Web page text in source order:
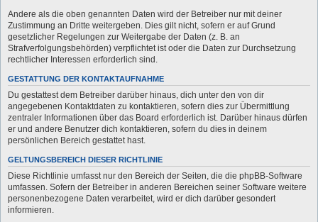
Andere als die oben genannten Daten wird der Betreiber nur mit deiner
Zustimmung an Dritte weitergeben. Dies gilt nicht, sofern er auf Grund
gesetzlicher Regelungen zur Weitergabe der Daten (z. B. an
Strafverfolgungsbehörden) verpflichtet ist oder die Daten zur Durchsetzung
rechtlicher Interessen erforderlich sind.
GESTATTUNG DER KONTAKTAUFNAHME
Du gestattest dem Betreiber darüber hinaus, dich unter den von dir
angegebenen Kontaktdaten zu kontaktieren, sofern dies zur Übermittlung
zentraler Informationen über das Board erforderlich ist. Darüber hinaus dürfen
er und andere Benutzer dich kontaktieren, sofern du dies in deinem
persönlichen Bereich gestattet hast.
GELTUNGSBEREICH DIESER RICHTLINIE
Diese Richtlinie umfasst nur den Bereich der Seiten, die die phpBB-Software
umfassen. Sofern der Betreiber in anderen Bereichen seiner Software weitere
personenbezogene Daten verarbeitet, wird er dich darüber gesondert
informieren.